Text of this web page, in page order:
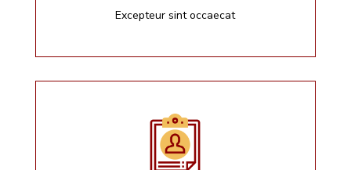
Excepteur sint occaecat